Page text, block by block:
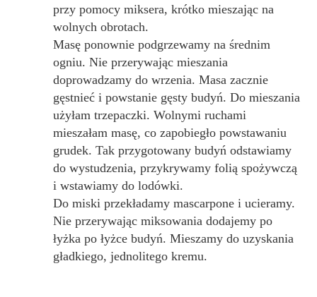
przy pomocy miksera, krótko mieszając na
wolnych obrotach.
Masę ponownie podgrzewamy na średnim
ogniu. Nie przerywając mieszania
doprowadzamy do wrzenia. Masa zacznie
gęstnieć i powstanie gęsty budyń. Do mieszania
użyłam trzepaczki. Wolnymi ruchami
mieszałam masę, co zapobiegło powstawaniu
grudek. Tak przygotowany budyń odstawiamy
do wystudzenia, przykrywamy folią spożywczą
i wstawiamy do lodówki.
Do miski przekładamy mascarpone i ucieramy.
Nie przerywając miksowania dodajemy po
łyżka po łyżce budyń. Mieszamy do uzyskania
gładkiego, jednolitego kremu.